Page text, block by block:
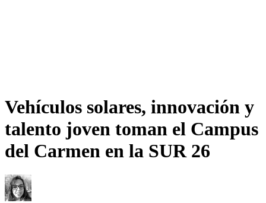
Vehículos solares, innovación y
talento joven toman el Campus
del Carmen en la SUR 26